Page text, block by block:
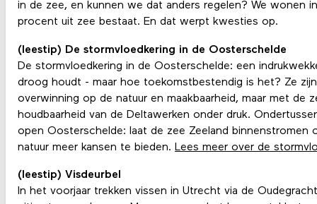
in de zee, en kunnen we dat anders regelen? We wonen
procent uit zee bestaat. En dat werpt kwesties op.
(leestip) De stormvloedkering in de Oosterschelde
De stormvloedkering in de Oosterschelde: een
droog houdt - maar hoe toekomstbestendig is het? Ze
overwinning op de natuur en maakbaarheid, maar met de
houdbaarheid van de Deltawerken onder druk.
open Oosterschelde: laat de zee Zeeland binnenstromen
natuur meer kansen te bieden. Lees meer over de
(leestip) Visdeurbel
In het voorjaar trekken vissen in Utrecht via de